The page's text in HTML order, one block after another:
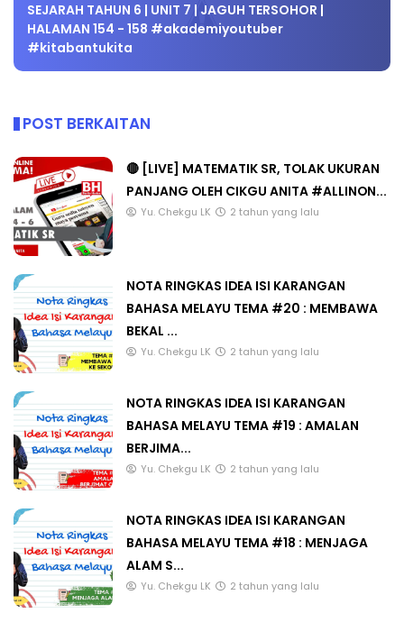
SEJARAH TAHUN 6 | UNIT 7 | JAGUH TERSOHOR |
HALAMAN 154 - 158 #akademiyoutuber
#kitabantukita
POST BERKAITAN
🔴 [LIVE] MATEMATIK SR, TOLAK UKURAN
PANJANG OLEH CIKGU ANITA #ALLINON...
Yu. Chekgu LK 2 tahun yang lalu
NOTA RINGKAS IDEA ISI KARANGAN
BAHASA MELAYU TEMA #20 : MEMBAWA
BEKAL ...
Yu. Chekgu LK 2 tahun yang lalu
NOTA RINGKAS IDEA ISI KARANGAN
BAHASA MELAYU TEMA #19 : AMALAN
BERJIMA...
Yu. Chekgu LK 2 tahun yang lalu
NOTA RINGKAS IDEA ISI KARANGAN
BAHASA MELAYU TEMA #18 : MENJAGA
ALAM S...
Yu. Chekgu LK 2 tahun yang lalu